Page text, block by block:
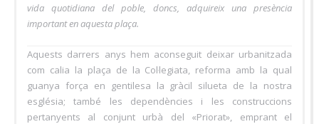
vida quotidiana del poble, doncs, adquireix una presència
important en aquesta plaça.
Aquests darrers anys hem aconseguit deixar urbanitzada
com calia la plaça de la Col·legiata, reforma amb la qual
guanya força en gentilesa la gràcil silueta de la nostra
església; també les dependències i les construccions
pertanyents al conjunt urbà del «Priorat», emprant el